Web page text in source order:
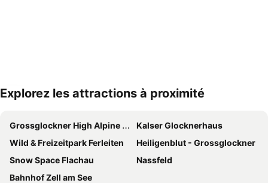
Explorez les attractions à proximité
Grossglockner High Alpine Road
Kalser Glocknerhaus
Wild & Freizeitpark Ferleiten
Heiligenblut - Grossglockner
Snow Space Flachau
Nassfeld
Bahnhof Zell am See